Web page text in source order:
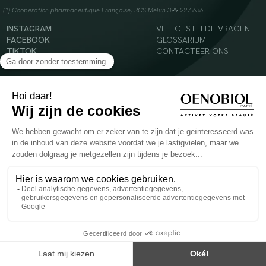
(1) Coopération pharmaceutique Française, RCS Melun 399 227 636
INSTAGRAM
FACEBOOK
TIKTOK
YOUTUBE
VEELGESTELDE VRAGEN
GLOSSARIUM
CONTACTEER ONS
© 2024 Oenobiol Paris
Voedingssupplement dat moet worden geconsumeerd als onderdeel van een gevarieerde,
evenwichtige voeding en een gezonde levensstijl. Aanbevolen dagelijkse dosis niet
overschrijden. Enkel voor volwassenen, buiten het bereik van kinderen houden.